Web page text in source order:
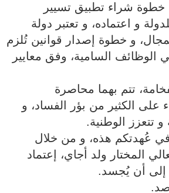
خطوة شراء تطبيق تسيير
و اعتماده، و تعتبر دولة
و خطوة إصدار قوانين تُلزم
الوظائف السامية، وفق معايير
تتم بهما محاصرة
على الكثير من بؤر الفساد، و
و تتعزز الوطنية.
في عُهدتكم هذه، و من خلال
المختار ولد أجاي، إعتماد
إلى أن يُجسد.